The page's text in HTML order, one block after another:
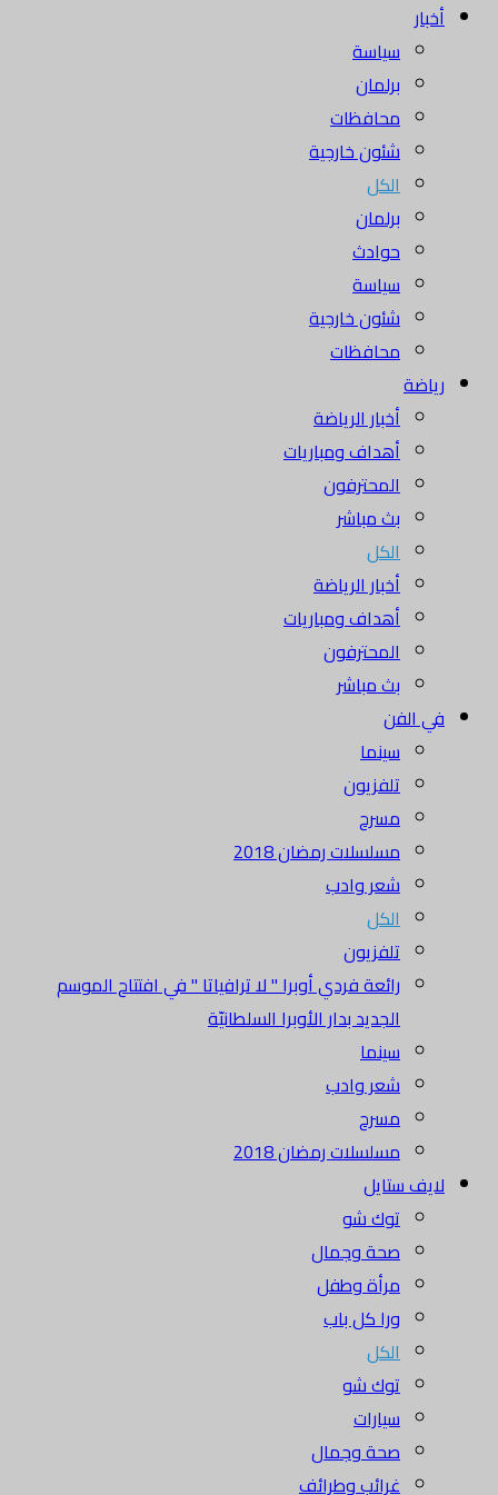
أخبار
سياسة
برلمان
محافظات
شئون خارجية
الكل
برلمان
حوادث
سياسة
شئون خارجية
محافظات
رياضة
أخبار الرياضة
أهداف ومباريات
المحترفون
بث مباشر
الكل
أخبار الرياضة
أهداف ومباريات
المحترفون
بث مباشر
في الفن
سينما
تلفزيون
مسرح
مسلسلات رمضان 2018
شعر وادب
الكل
تلفزيون
رائعة فردي أوبرا " لا ترافياتا " في افتتاح الموسم
الجديد بدار الأوبرا السلطانيّة
سينما
شعر وادب
مسرح
مسلسلات رمضان 2018
لايف ستايل
توك شو
صحة وجمال
مرأة وطفل
ورا كل باب
الكل
توك شو
سيارات
صحة وجمال
غرائب وطرائف